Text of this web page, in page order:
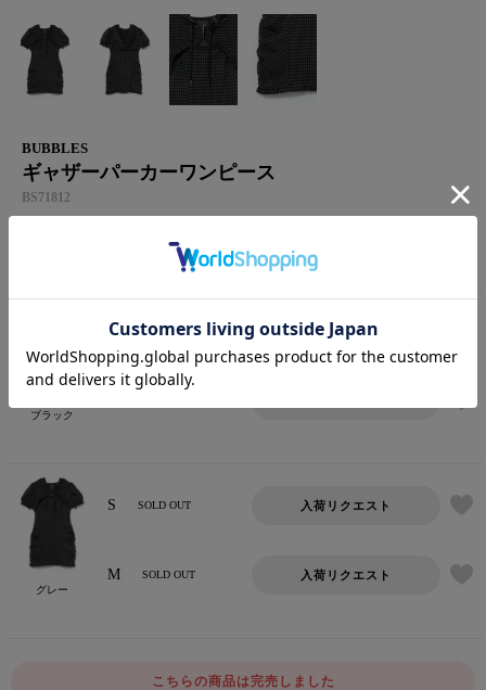
BUBBLES
ギャザーパーカーワンピース
BS71812
ブラック
S SOLD OUT 入荷リクエスト
グレー
S SOLD OUT 入荷リクエスト
M SOLD OUT 入荷リクエスト
こちらの商品は完売しました